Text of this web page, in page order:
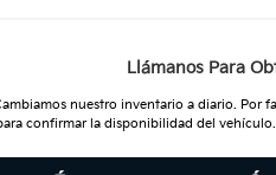
Llámanos Para
nuestro inventario a diario. Por
confirmar la disponibilidad del vehículo.